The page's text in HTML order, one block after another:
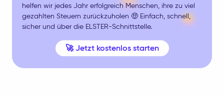
helfen wir jedes Jahr erfolgreich Menschen, ihre zu viel
gezahlten Steuern zurückzuholen 🤑 Einfach, schnell,
sicher und über die ELSTER-Schnittstelle.
🚀 Jetzt kostenlos starten